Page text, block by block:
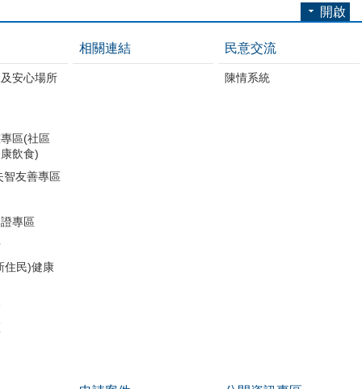
開啟
安心場所
區(社區
飲食)
智友善專區
專區
住民)健康
相關連結 民意交流
陳情系統